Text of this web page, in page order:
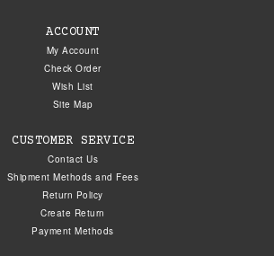
ACCOUNT
My Account
Check Order
Wish List
Site Map
CUSTOMER SERVICE
Contact Us
Shipment Methods and Fees
Return Policy
Create Return
Payment Methods